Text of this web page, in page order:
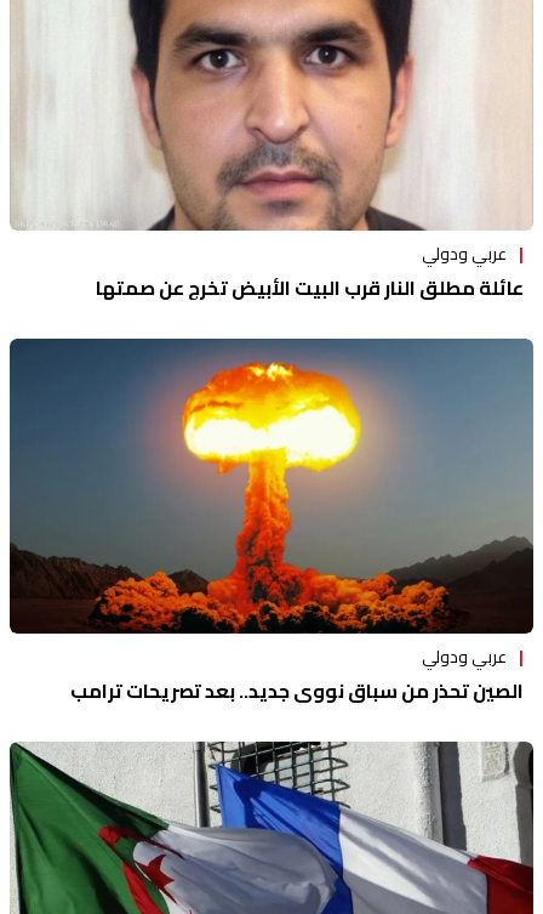
عربي ودولي
عائلة مطلق النار قرب البيت الأبيض تخرج عن صمتها
عربي ودولي
الصين تحذر من سباق نووي جديد.. بعد تصريحات ترامب